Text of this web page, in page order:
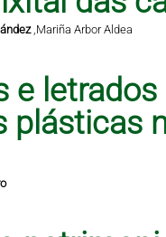
,Mariña Arbor Aldea
e
plásticas